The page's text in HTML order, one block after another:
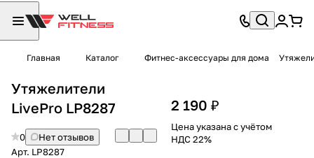
Главная Каталог Фитнес-аксессуары для дома
Утяжелители
LivePro LP8287
0
Нет отзывов
Арт. LP8287
2 190 ₽
Цена указана с учётом
НДС 22%